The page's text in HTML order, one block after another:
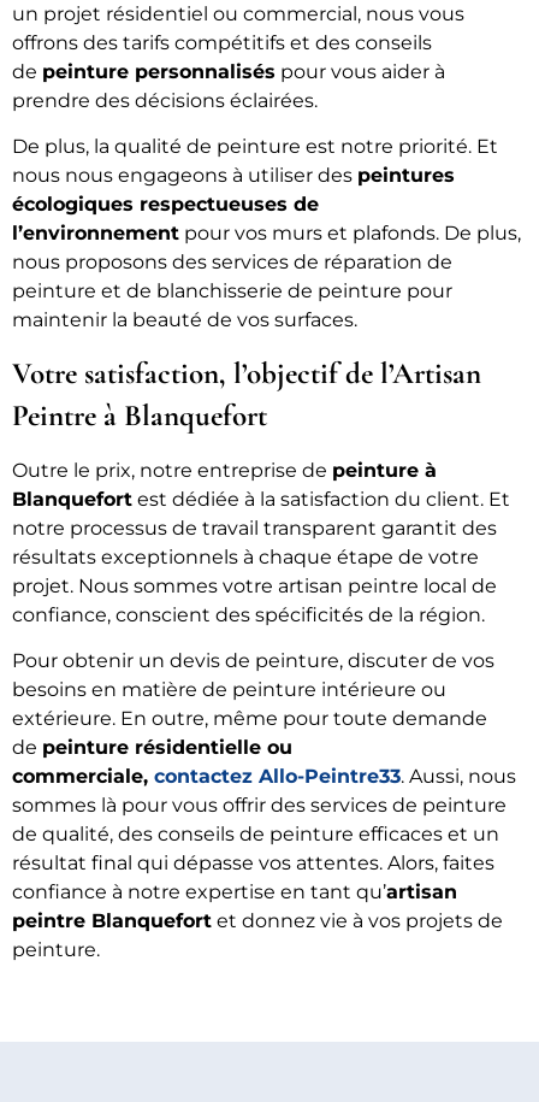
un projet résidentiel ou commercial, nous vous
offrons des tarifs compétitifs et des conseils
de peinture personnalisés pour vous aider à
prendre des décisions éclairées.
De plus, la qualité de peinture est notre priorité. Et
nous nous engageons à utiliser des peintures
écologiques respectueuses de
l’environnement pour vos murs et plafonds. De plus,
nous proposons des services de réparation de
peinture et de blanchisserie de peinture pour
maintenir la beauté de vos surfaces.
Votre satisfaction, l’objectif de l’Artisan
Peintre à Blanquefort
Outre le prix, notre entreprise de peinture à
Blanquefort est dédiée à la satisfaction du client. Et
notre processus de travail transparent garantit des
résultats exceptionnels à chaque étape de votre
projet. Nous sommes votre artisan peintre local de
confiance, conscient des spécificités de la région.
Pour obtenir un devis de peinture, discuter de vos
besoins en matière de peinture intérieure ou
extérieure. En outre, même pour toute demande
de peinture résidentielle ou
commerciale, contactez Allo-Peintre33. Aussi, nous
sommes là pour vous offrir des services de peinture
de qualité, des conseils de peinture efficaces et un
résultat final qui dépasse vos attentes. Alors, faites
confiance à notre expertise en tant qu’artisan
peintre Blanquefort et donnez vie à vos projets de
peinture.